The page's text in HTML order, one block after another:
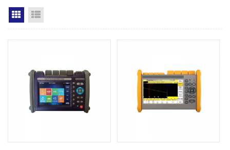
Grid View